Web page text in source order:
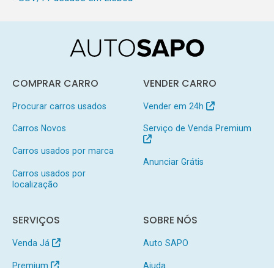
COMPRAR CARRO
Procurar carros usados
Carros Novos
Carros usados por marca
Carros usados por
localização
VENDER CARRO
Vender em 24h
Serviço de Venda Premium
Anunciar Grátis
SERVIÇOS
Venda Já
Premium
SOBRE NÓS
Auto SAPO
Ajuda